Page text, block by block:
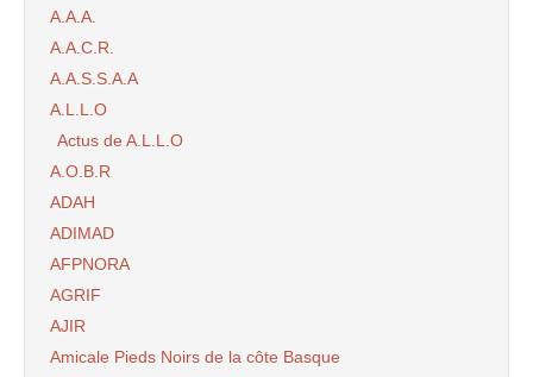
A.A.A.
A.A.C.R.
A.A.S.S.A.A
A.L.L.O
Actus de A.L.L.O
A.O.B.R
ADAH
ADIMAD
AFPNORA
AGRIF
AJIR
Amicale Pieds Noirs de la côte Basque